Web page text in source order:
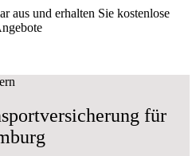
aus und erhalten Sie kostenlose
für